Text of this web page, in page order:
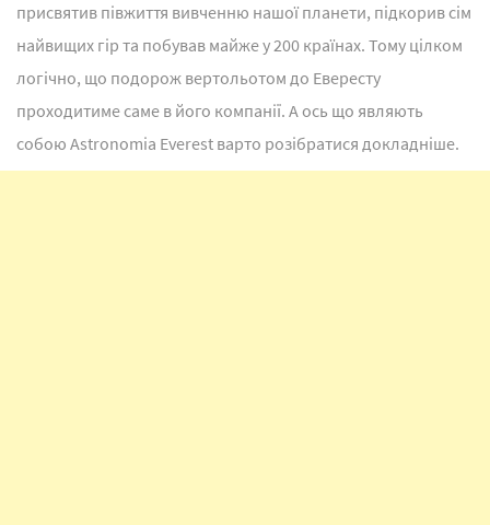
присвятив півжиття вивченню нашої планети, підкорив сім
найвищих гір та побував майже у 200 країнах. Тому цілком
логічно, що подорож вертольотом до Евересту
проходитиме саме в його компанії. А ось що являють
собою Astronomia Everest варто розібратися докладніше.